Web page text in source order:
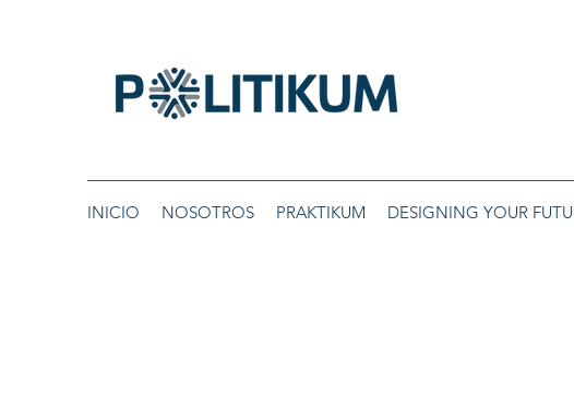
INICIO NOSOTROS PRAKTIKUM DESIGNING YOUR